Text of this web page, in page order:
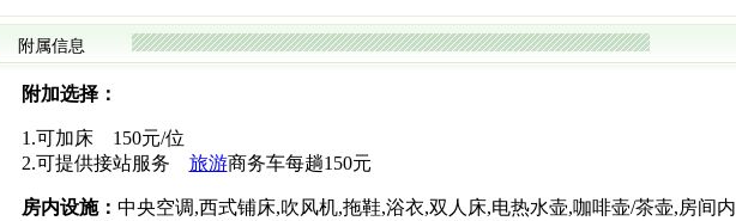
附属信息
附加选择：
1.可加床 150元/位
2.可提供接站服务 旅游商务车每趟150元
房内设施： 中央空调,西式铺床,吹风机,拖鞋,浴衣,双人床,电热水壶,咖啡壶/茶壶,房间内